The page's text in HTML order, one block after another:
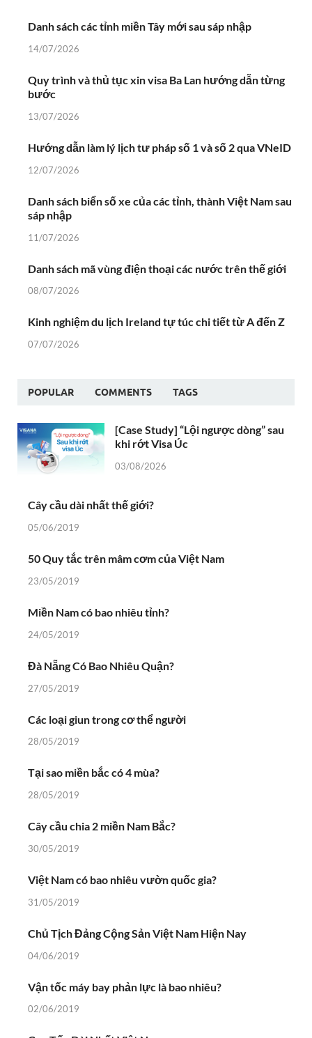
Danh sách các tỉnh miền Tây mới sau sáp nhập
14/07/2026
Quy trình và thủ tục xin visa Ba Lan hướng dẫn từng
bước
13/07/2026
Hướng dẫn làm lý lịch tư pháp số 1 và số 2 qua VNeID
12/07/2026
Danh sách biển số xe của các tỉnh, thành Việt Nam sau
sáp nhập
11/07/2026
Danh sách mã vùng điện thoại các nước trên thế giới
08/07/2026
Kinh nghiệm du lịch Ireland tự túc chi tiết từ A đến Z
07/07/2026
POPULAR COMMENTS TAGS
[Case Study] “Lội ngược dòng” sau
khi rớt Visa Úc
03/08/2026
Cây cầu dài nhất thế giới?
05/06/2019
50 Quy tắc trên mâm cơm của Việt Nam
23/05/2019
Miền Nam có bao nhiêu tỉnh?
24/05/2019
Đà Nẵng Có Bao Nhiêu Quận?
27/05/2019
Các loại giun trong cơ thể người
28/05/2019
Tại sao miền bắc có 4 mùa?
28/05/2019
Cây cầu chia 2 miền Nam Bắc?
30/05/2019
Việt Nam có bao nhiêu vườn quốc gia?
31/05/2019
Chủ Tịch Đảng Cộng Sản Việt Nam Hiện Nay
04/06/2019
Vận tốc máy bay phản lực là bao nhiêu?
02/06/2019